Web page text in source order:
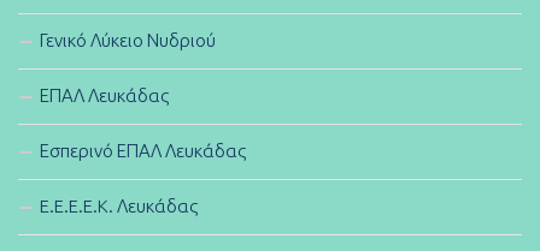
Γενικό Λύκειο Νυδριού
ΕΠΑΛ Λευκάδας
Εσπερινό ΕΠΑΛ Λευκάδας
E.E.E.E.K. Λευκάδας